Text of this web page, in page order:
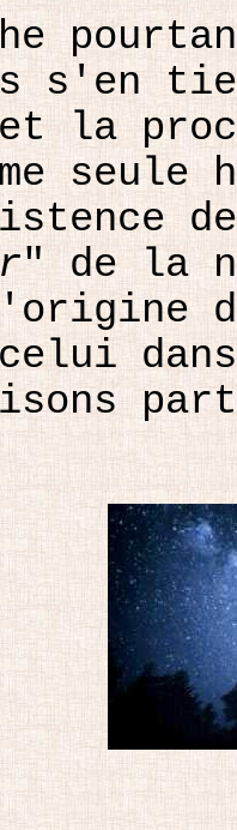
s'en
la
seule
de
" de la
celui